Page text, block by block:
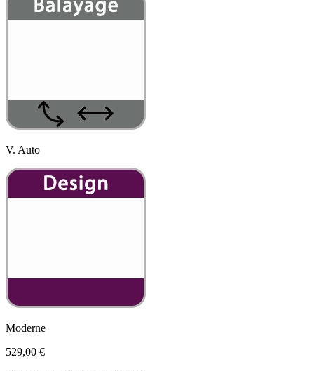
V. Auto
Moderne
529,00 €